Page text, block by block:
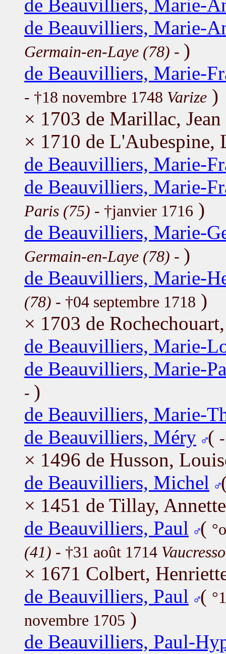
de Beauvilliers, Marie-
de Beauvilliers, Marie-
Germain-en-Laye (78) - )
de Beauvilliers, Marie-
- †18 novembre 1748 Varize )
× 1703 de Marillac,
× 1710 de L'Aubespine,
de Beauvilliers, Marie-
de Beauvilliers, Marie-
Paris (75) - †janvier 1716 )
de Beauvilliers, Marie-
Germain-en-Laye (78) - )
de Beauvilliers, Marie-
(78) - †04 septembre 1718 )
× 1703 de
de Beauvilliers, Marie-
de Beauvilliers, Marie-
- )
de Beauvilliers, Marie-
de Beauvilliers, Méry (
× 1496 de Husson,
de Beauvilliers, Michel
× 1451 de Tillay, Annette
de Beauvilliers, Paul
(
(41) - †31 août 1714
× 1671 Colbert,
de Beauvilliers, Paul
(
novembre 1705 )
de Beauvilliers, Paul-